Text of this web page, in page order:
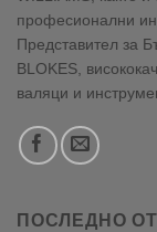
професионални
Представител за
BLOKES,
валяци и
ПОСЛЕДНО